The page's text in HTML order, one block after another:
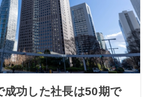
成功した社長は50期で